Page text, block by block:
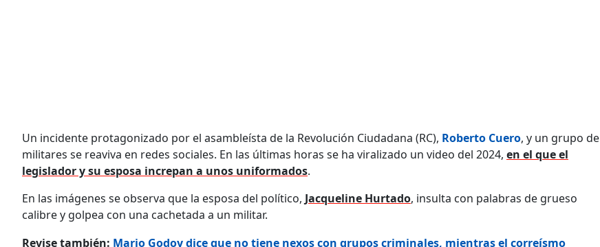
Un incidente protagonizado por el asambleísta de la Revolución Ciudadana (RC), Roberto Cuero, y un grupo de
militares se reaviva en redes sociales. En las últimas horas se ha viralizado un video del 2024, en el que el
legislador y su esposa increpan a unos uniformados.
En las imágenes se observa que la esposa del político, Jacqueline Hurtado, insulta con palabras de grueso
calibre y golpea con una cachetada a un militar.
Revise también: Mario Godoy dice que no tiene nexos con grupos criminales, mientras el correísmo